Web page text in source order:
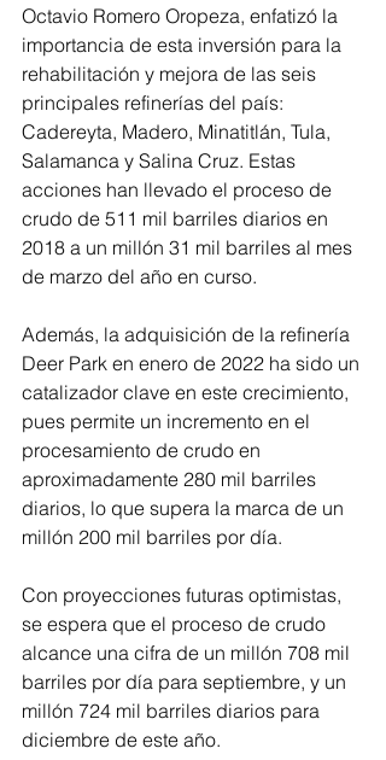
Octavio Romero Oropeza, enfatizó la
importancia de esta inversión para la
rehabilitación y mejora de las seis
principales refinerías del país:
Cadereyta, Madero, Minatitlán, Tula,
Salamanca y Salina Cruz. Estas
acciones han llevado el proceso de
crudo de 511 mil barriles diarios en
2018 a un millón 31 mil barriles al mes
de marzo del año en curso.
Además, la adquisición de la refinería
Deer Park en enero de 2022 ha sido un
catalizador clave en este crecimiento,
pues permite un incremento en el
procesamiento de crudo en
aproximadamente 280 mil barriles
diarios, lo que supera la marca de un
millón 200 mil barriles por día.
Con proyecciones futuras optimistas,
se espera que el proceso de crudo
alcance una cifra de un millón 708 mil
barriles por día para septiembre, y un
millón 724 mil barriles diarios para
diciembre de este año.